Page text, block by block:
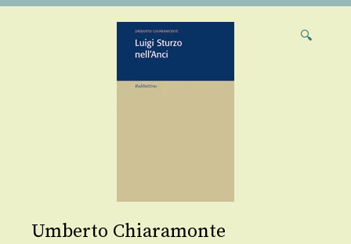
🔍
Umberto Chiaramonte